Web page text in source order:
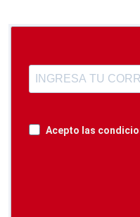
Acepto las